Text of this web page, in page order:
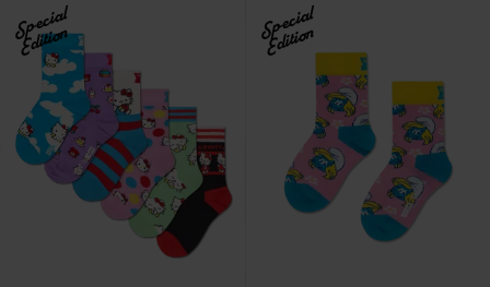
Special
Edition Special
Edition